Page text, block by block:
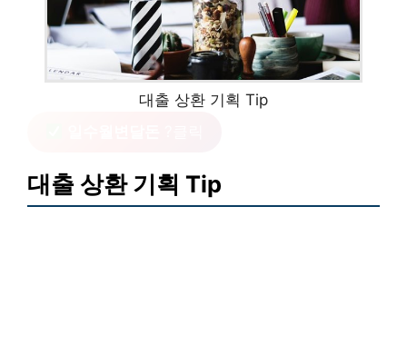
대출 상환 기획 Tip
대출 상환 기획 Tip